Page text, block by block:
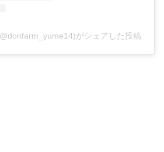
がシェアした投稿